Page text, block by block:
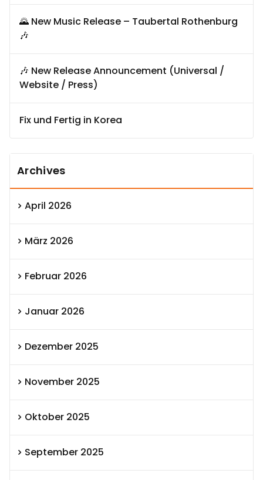
🌄 New Music Release – Taubertal Rothenburg
🎶
🎶 New Release Announcement (Universal /
Website / Press)
Fix und Fertig in Korea
Archives
April 2026
März 2026
Februar 2026
Januar 2026
Dezember 2025
November 2025
Oktober 2025
September 2025